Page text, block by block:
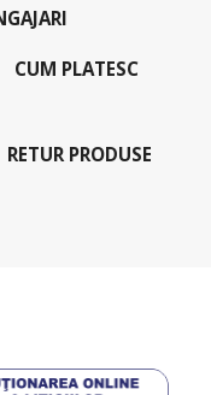
CUM PLATESC
RETUR PRODUSE